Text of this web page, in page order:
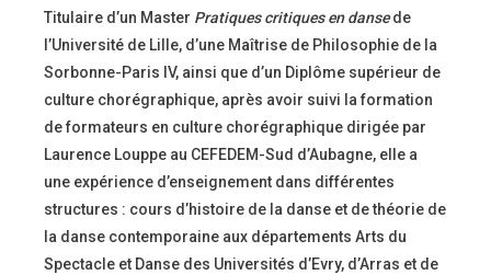
Titulaire d’un Master Pratiques critiques en dansede
l’Université de Lille, d’une Maîtrise de Philosophie de la
Sorbonne-Paris IV, ainsi que d’un Diplôme supérieur de
culture chorégraphique, après avoir suivi la formation
de formateurs en culture chorégraphique dirigée par
Laurence Louppe au CEFEDEM-Sud d’Aubagne, elle a
une expérience d’enseignement dans différentes
structures : cours d’histoire de la danse et de théorie de
la danse contemporaine aux départements Arts du
Spectacle et Danse des Universités d’Evry, d’Arras et de